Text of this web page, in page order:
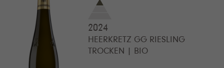
2024
HEERKRETZ GG RIESLING
TROCKEN | BIO